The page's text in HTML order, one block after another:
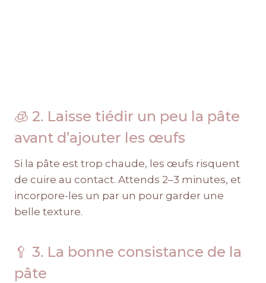
🧊 2. Laisse tiédir un peu la pâte
avant d’ajouter les œufs
Si la pâte est trop chaude, les œufs risquent
de cuire au contact. Attends 2–3 minutes, et
incorpore-les un par un pour garder une
belle texture.
🥄 3. La bonne consistance de la
pâte